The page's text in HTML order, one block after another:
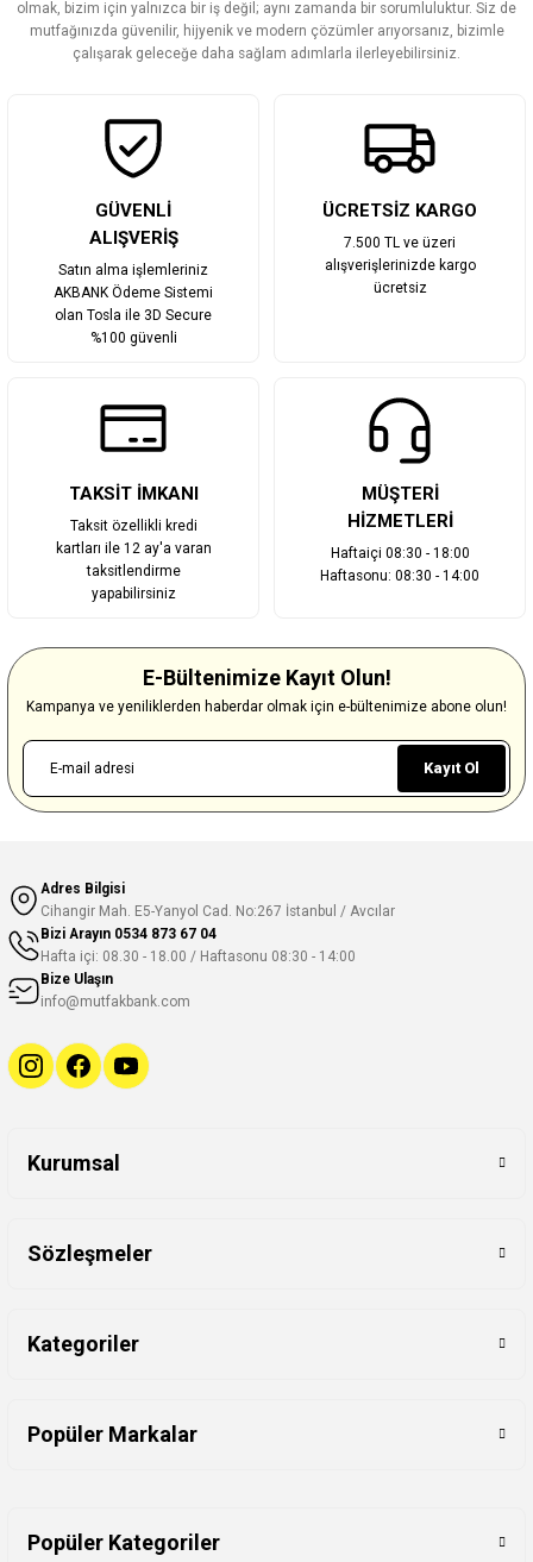
Ürün fiyatı diğer sitelerden daha pahalı.
Bu ürüne benzer farklı alternatifler olmalı.
olmak, bizim için yalnızca bir iş değil; aynı zamanda bir sorumluluktur. Siz de
mutfağınızda güvenilir, hijyenik ve modern çözümler arıyorsanız, bizimle
çalışarak geleceğe daha sağlam adımlarla ilerleyebilirsiniz.
GÜVENLİ
ALIŞVERİŞ
Satın alma işlemleriniz
AKBANK Ödeme Sistemi
olan Tosla ile 3D Secure
%100 güvenli
ÜCRETSİZ KARGO
7.500 TL ve üzeri
alışverişlerinizde kargo
ücretsiz
TAKSİT İMKANI
Taksit özellikli kredi
kartları ile 12 ay'a varan
taksitlendirme
yapabilirsiniz
MÜŞTERİ
HİZMETLERİ
Haftaiçi 08:30 - 18:00
Haftasonu: 08:30 - 14:00
E-Bültenimize Kayıt Olun!
Kampanya ve yeniliklerden haberdar olmak için e-bültenimize abone olun!
Kayıt Ol
Adres Bilgisi
Cihangir Mah. E5-Yanyol Cad. No:267 İstanbul / Avcılar
Bizi Arayın 0534 873 67 04
Hafta içi: 08.30 - 18.00 / Haftasonu 08:30 - 14:00
Bize Ulaşın
info@mutfakbank.com
Kurumsal
Sözleşmeler
Kategoriler
Popüler Markalar
Popüler Kategoriler